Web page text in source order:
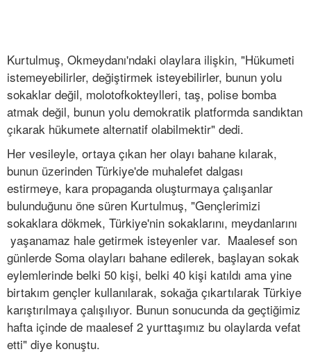
Kurtulmuş, Okmeydanı'ndaki olaylara ilişkin, "Hükumeti
istemeyebilirler, değiştirmek isteyebilirler, bunun yolu
sokaklar değil, molotofkokteylleri, taş, polise bomba
atmak değil, bunun yolu demokratik platformda sandıktan
çıkarak hükumete alternatif olabilmektir" dedi.
Her vesileyle, ortaya çıkan her olayı bahane kılarak,
bunun üzerinden Türkiye'de muhalefet dalgası
estirmeye, kara propaganda oluşturmaya çalışanlar
bulunduğunu öne süren Kurtulmuş, "Gençlerimizi
sokaklara dökmek, Türkiye'nin sokaklarını, meydanlarını
yaşanamaz hale getirmek isteyenler var. Maalesef son
günlerde Soma olayları bahane edilerek, başlayan sokak
eylemlerinde belki 50 kişi, belki 40 kişi katıldı ama yine
birtakım gençler kullanılarak, sokağa çıkartılarak Türkiye
karıştırılmaya çalışılıyor. Bunun sonucunda da geçtiğimiz
hafta içinde de maalesef 2 yurttaşımız bu olaylarda vefat
etti" diye konuştu.